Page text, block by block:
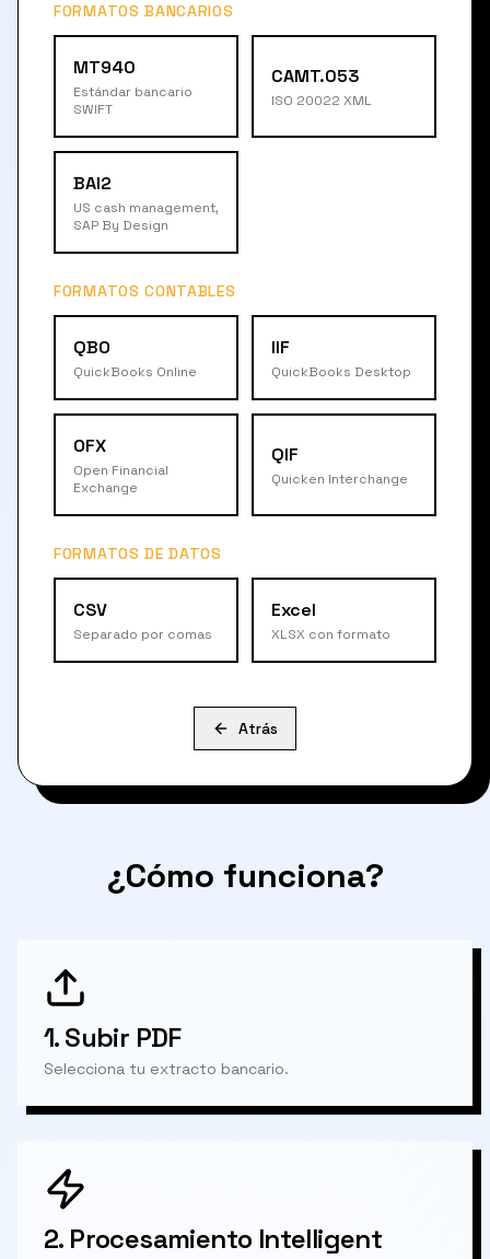
FORMATOS BANCARIOS
MT940
Estándar bancario
SWIFT
CAMT.053
ISO 20022 XML
BAI2
US cash management,
SAP By Design
FORMATOS CONTABLES
QBO
QuickBooks Online
IIF
QuickBooks Desktop
OFX
Open Financial
Exchange
QIF
Quicken Interchange
FORMATOS DE DATOS
CSV
Separado por comas
Excel
XLSX con formato
Atrás
¿Cómo funciona?
1.Subir PDF
Selecciona tu extracto bancario.
2. Procesamiento Intelligent